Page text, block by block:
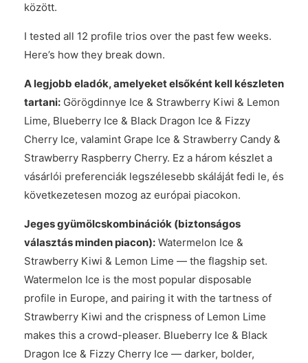
között.
I tested all 12 profile trios over the past few weeks.
Here’s how they break down.
A legjobb eladók, amelyeket elsőként kell készleten
tartani: Görögdinnye Ice & Strawberry Kiwi & Lemon
Lime, Blueberry Ice & Black Dragon Ice & Fizzy
Cherry Ice, valamint Grape Ice & Strawberry Candy &
Strawberry Raspberry Cherry. Ez a három készlet a
vásárlói preferenciák legszélesebb skáláját fedi le, és
következetesen mozog az európai piacokon.
Jeges gyümölcskombinációk (biztonságos
választás minden piacon): Watermelon Ice &
Strawberry Kiwi & Lemon Lime — the flagship set.
Watermelon Ice is the most popular disposable
profile in Europe, and pairing it with the tartness of
Strawberry Kiwi and the crispness of Lemon Lime
makes this a crowd-pleaser. Blueberry Ice & Black
Dragon Ice & Fizzy Cherry Ice — darker, bolder,